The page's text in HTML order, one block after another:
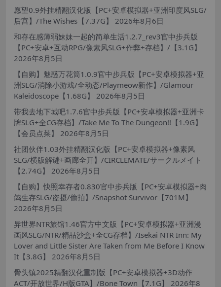
愿望0.9外挂精翻汉化版【PC+安卓模拟器+亚洲印度风SLG/
后宫】/The Wishes【7.37G】
2026年8月6日
和存在感薄弱妹妹一起的简单生活1.2.7_rev3官中步兵版
【PC+安卓+互动RPG/像素风SLG+作弊+存档】/【3.1G】
2026年8月5日
【自购】魅惑万花筒1.0.9官中步兵版【PC+安卓模拟器+亚
洲SLG/消除小游戏/全动态/Playmeow新作】/Glamour
Kaleidoscope【1.68G】
2026年8月5日
带我去地下城吧1.7.6官中步兵版【PC+安卓模拟器+亚洲卡
牌SLG+全CG存档】/Take Me To The Dungeon!!【1.9G】
【会员点菜】
2026年8月5日
社团伙伴1.03外挂精翻汉化版【PC+安卓模拟器+像素风
SLG/横版解谜+画廊全开】/CIRCLEMATE/サークルメイト
【2.74G】
2026年8月5日
【自购】快照幸存者0.830官中步兵版【PC+安卓模拟器+肉
鸽生存SLG/盗摄/偷拍】/Snapshot Survivor【701M】
2026年8月5日
异世界NTR旅馆1.46官方中文版【PC+安卓模拟器+亚洲漫
画风SLG/NTR/精品沙盒+全CG存档】/Isekai NTR Inn: My
Lover and Little Sister Are Taken from Me Before I Know
It【3.8G】
2026年8月5日
骨头镇2025精翻汉化重制版【PC+安卓模拟器+3D动作
ACT/开放世界/H版GTA】/Bone Town【7.1G】
2026年8